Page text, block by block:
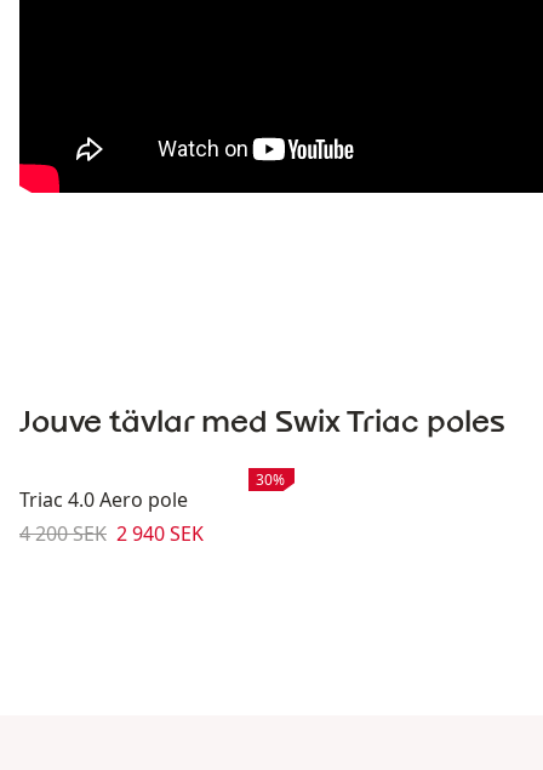
Jouve tävlar med Swix Triac poles
Rea:
30%
Triac 4.0 Aero pole
Originalpris:
4 200 SEK Reapris:
2 940 SEK